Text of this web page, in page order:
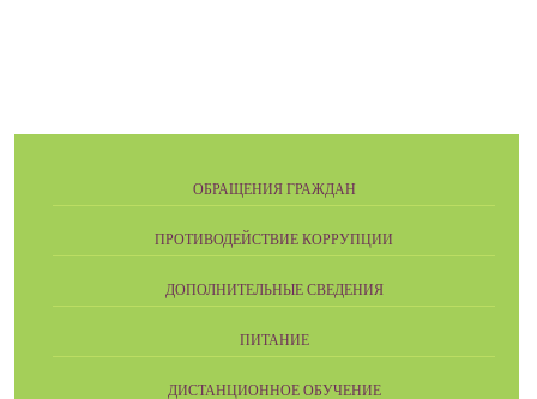
ОБРАЩЕНИЯ ГРАЖДАН
ПРОТИВОДЕЙСТВИЕ КОРРУПЦИИ
ДОПОЛНИТЕЛЬНЫЕ СВЕДЕНИЯ
ПИТАНИЕ
ДИСТАНЦИОННОЕ ОБУЧЕНИЕ